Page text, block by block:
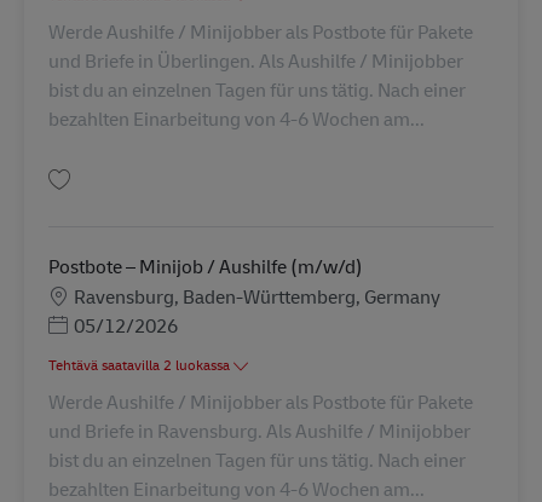
Werde Aushilfe / Minijobber als Postbote für Pakete
und Briefe in Überlingen. Als Aushilfe / Minijobber
bist du an einzelnen Tagen für uns tätig. Nach einer
bezahlten Einarbeitung von 4-6 Wochen am...
Postbote – Minijob / Aushilfe (m/w/d)
SijaintiRavensburg, Baden-Württemberg, Germany
Posted Date
05/12/2026
Tehtävä saatavilla 2 luokassa
Werde Aushilfe / Minijobber als Postbote für Pakete
und Briefe in Ravensburg. Als Aushilfe / Minijobber
bist du an einzelnen Tagen für uns tätig. Nach einer
bezahlten Einarbeitung von 4-6 Wochen am...